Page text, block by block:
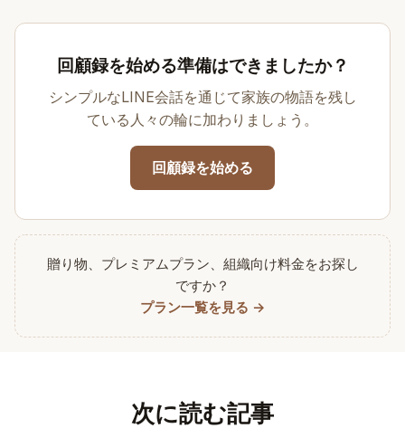
回顧録を始める準備はできましたか？
シンプルなLINE会話を通じて家族の物語を残し
ている人々の輪に加わりましょう。
回顧録を始める
贈り物、プレミアムプラン、組織向け料金をお探し
ですか？
プラン一覧を見る →
次に読む記事